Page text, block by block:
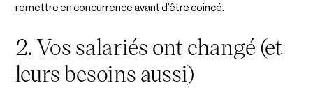
remettre en concurrence avant d’être coincé.
2. Vos salariés ont changé (et
leurs besoins aussi)